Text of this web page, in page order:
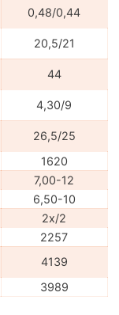
0,48/0,44
20,5/21
44
4,30/9
26,5/25
1620
7,00-12
6,50-10
2x/2
2257
4139
3989